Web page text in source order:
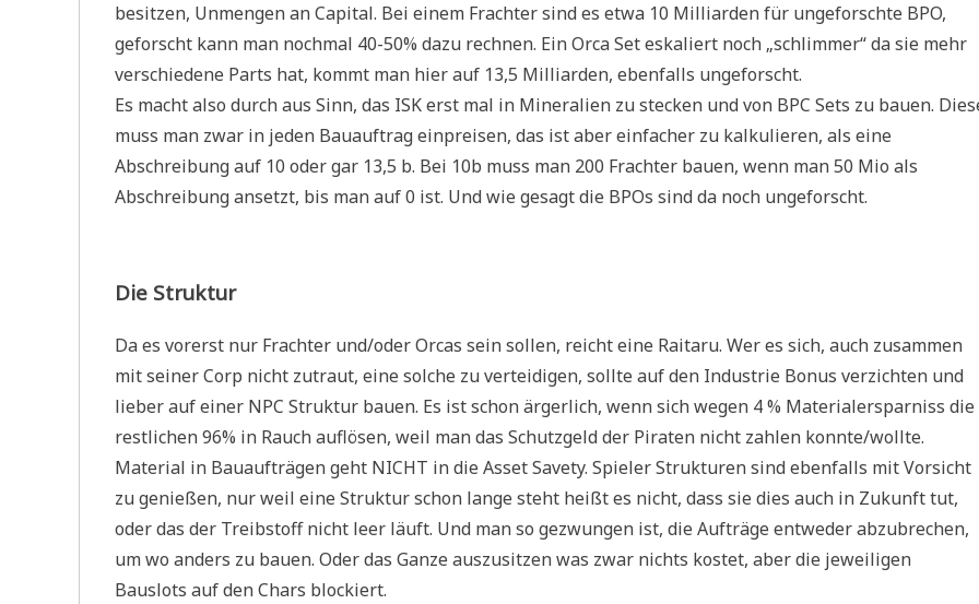
besitzen, Unmengen an Capital. Bei einem Frachter sind es etwa 10 Milliarden für ungeforschte BPO,
geforscht kann man nochmal 40-50% dazu rechnen. Ein Orca Set eskaliert noch „schlimmer“ da sie mehr
verschiedene Parts hat, kommt man hier auf 13,5 Milliarden, ebenfalls ungeforscht.
Es macht also durch aus Sinn, das ISK erst mal in Mineralien zu stecken und von BPC Sets zu bauen.
muss man zwar in jeden Bauauftrag einpreisen, das ist aber einfacher zu kalkulieren, als eine
Abschreibung auf 10 oder gar 13,5 b. Bei 10b muss man 200 Frachter bauen, wenn man 50 Mio als
Abschreibung ansetzt, bis man auf 0 ist. Und wie gesagt die BPOs sind da noch ungeforscht.
Die Struktur
Da es vorerst nur Frachter und/oder Orcas sein sollen, reicht eine Raitaru. Wer es sich, auch zusammen
mit seiner Corp nicht zutraut, eine solche zu verteidigen, sollte auf den Industrie Bonus verzichten und
lieber auf einer NPC Struktur bauen. Es ist schon ärgerlich, wenn sich wegen 4 % Materialersparniss die
restlichen 96% in Rauch auflösen, weil man das Schutzgeld der Piraten nicht zahlen konnte/wollte.
Material in Bauaufträgen geht NICHT in die Asset Savety. Spieler Strukturen sind ebenfalls mit Vorsicht
zu genießen, nur weil eine Struktur schon lange steht heißt es nicht, dass sie dies auch in Zukunft tut,
oder das der Treibstoff nicht leer läuft. Und man so gezwungen ist, die Aufträge entweder abzubrechen,
um wo anders zu bauen. Oder das Ganze auszusitzen was zwar nichts kostet, aber die jeweiligen
Bauslots auf den Chars blockiert.